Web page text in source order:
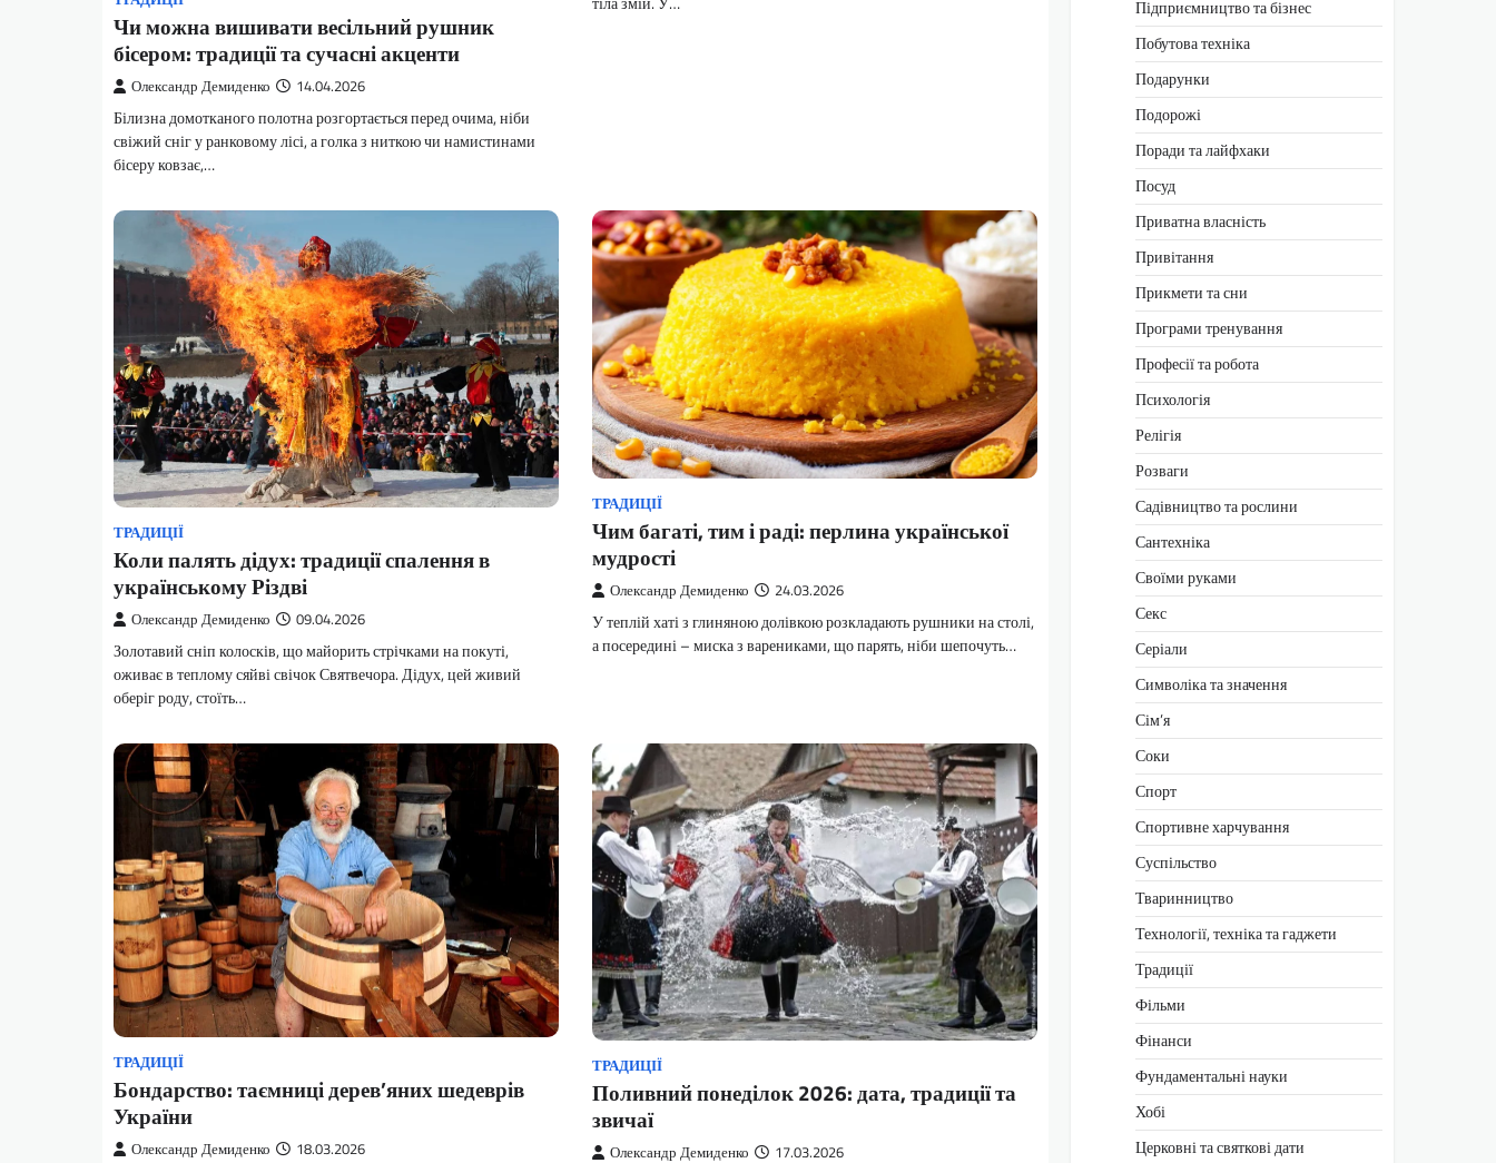
Чи можна вишивати весільний рушник
бісером: традиції та сучасні акценти
Олександр Демиденко 14.04.2026
Білизна домотканого полотна розгортається перед очима, ніби
свіжий сніг у ранковому лісі, а голка з ниткою чи намистинами
бісеру ковзає,…
ТРАДИЦІЇ
Коли палять дідух: традиції спалення в
українському Різдві
Олександр Демиденко 09.04.2026
Золотавий сніп колосків, що майорить стрічками на покуті,
оживає в теплому сяйві свічок Святвечора. Дідух, цей живий
оберіг роду, стоїть…
ТРАДИЦІЇ
Чим багаті, тим і раді: перлина української
мудрості
Олександр Демиденко 24.03.2026
У теплій хаті з глиняною долівкою розкладають рушники на столі,
а посередині – миска з варениками, що парять, ніби шепочуть…
ТРАДИЦІЇ
Бондарство: таємниці дерев’яних шедеврів
України
Олександр Демиденко 18.03.2026
ТРАДИЦІЇ
Поливний понеділок 2026: дата, традиції та
звичаї
Олександр Демиденко 17.03.2026
Підприємництво та бізнес
Побутова техніка
Подарунки
Подорожі
Поради та лайфхаки
Посуд
Приватна власність
Привітання
Прикмети та сни
Програми тренування
Професії та робота
Психологія
Релігія
Розваги
Садівництво та рослини
Сантехніка
Своїми руками
Секс
Серіали
Символіка та значення
Сім’я
Соки
Спорт
Спортивне харчування
Суспільство
Тваринництво
Технології, техніка та гаджети
Традиції
Фільми
Фінанси
Фундаментальні науки
Хобі
Церковні та святкові дати